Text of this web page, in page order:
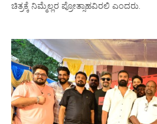
ಚಿತ್ರಕ್ಕೆ ನಿಮ್ಮೆಲ್ಲರ ಪ್ರೋತ್ಸಾಹವಿರಲಿ ಎಂದರು.